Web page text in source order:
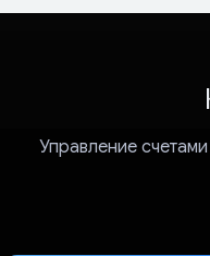
Управление